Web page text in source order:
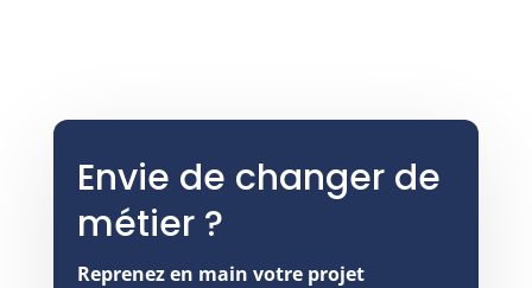
Envie de changer de
métier ?
Reprenez en main votre projet